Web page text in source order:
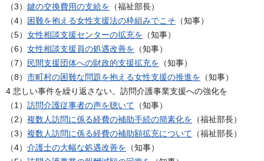
（3） 鍵の交換費用の支給を （福祉部長）
（4） 困難を抱える女性支援法の枠組みでこそ （知事）
（5） 女性相談支援センターの拡充を （知事）
（6） 女性相談支援員の処遇改善を （知事）
（7） 民間支援団体への財政的支援拡充を （知事）
（8） 市町村の困難な問題を抱える女性支援の推進を （知事）
4 悲しい事件を繰り返さない。訪問介護事業支援への強化を
（1） 訪問介護従事者の声を聴いて （知事）
（2） 複数人訪問に係る経費の補助手続の簡素化を （福祉部長）
（3） 複数人訪問に係る経費の補助額拡充について （福祉部長）
（4） 介護士の大幅な処遇改善を （知事）